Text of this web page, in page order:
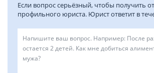
Если вопрос серьёзный, чтобы получить
профильного юриста. Юрист ответит в